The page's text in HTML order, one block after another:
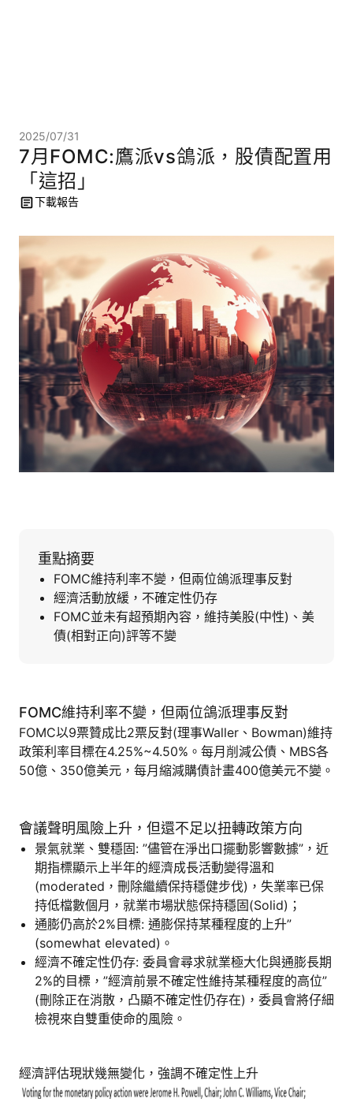
2025/07/31
7月FOMC:鷹派vs鴿派，股債配置用
「這招」
下載報告
重點摘要
FOMC維持利率不變，但兩位鴿派理事反對
經濟活動放緩，不確定性仍存
FOMC並未有超預期內容，維持美股(中性)、美
債(相對正向)評等不變
FOMC維持利率不變，但兩位鴿派理事反對
FOMC以9票贊成比2票反對(理事Waller、Bowman)維持
政策利率目標在4.25%~4.50%。每月削減公債、MBS各
50億、350億美元，每月縮減購債計畫400億美元不變。
會議聲明風險上升，但還不足以扭轉政策方向
景氣就業、雙穩固: ”儘管在淨出口擺動影響數據”，近
期指標顯示上半年的經濟成長活動變得溫和
(moderated，刪除繼續保持穩健步伐)，失業率已保
持低檔數個月，就業市場狀態保持穩固(Solid)；
通膨仍高於2%目標: 通膨保持某種程度的上升”
(somewhat elevated)。
經濟不確定性仍存: 委員會尋求就業極大化與通膨長期
2%的目標，”經濟前景不確定性維持某種程度的高位”
(刪除正在消散，凸顯不確定性仍存在)，委員會將仔細
檢視來自雙重使命的風險。
經濟評估現狀幾無變化，強調不確定性上升